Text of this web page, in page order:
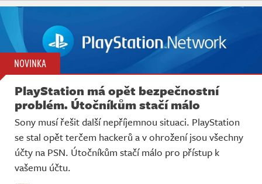
NOVINKA
PlayStation má opět bezpečnostní
problém. Útočníkům stačí málo
Sony musí řešit další nepříjemnou situaci. PlayStation
se stal opět terčem hackerů a v ohrožení jsou všechny
účty na PSN. Útočníkům stačí málo pro přístup k
vašemu účtu.